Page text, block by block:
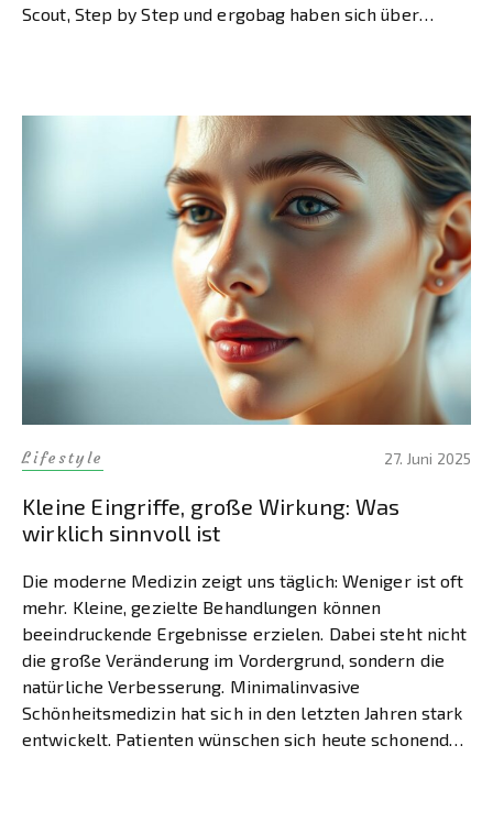
Scout, Step by Step und ergobag haben sich über
Lifestyle 27. Juni 2025
Kleine Eingriffe, große Wirkung: Was
wirklich sinnvoll ist
Die moderne Medizin zeigt uns täglich: Weniger ist oft
mehr. Kleine, gezielte Behandlungen können
beeindruckende Ergebnisse erzielen. Dabei steht nicht
die große Veränderung im Vordergrund, sondern die
natürliche Verbesserung. Minimalinvasive
Schönheitsmedizin hat sich in den letzten Jahren stark
entwickelt. Patienten wünschen sich heute schonende